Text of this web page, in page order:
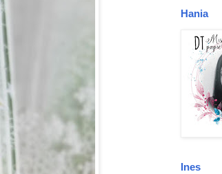
Hania
Ines